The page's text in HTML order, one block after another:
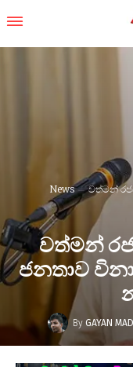
News වත්මන්
වත්මන්
ජනතාව
By GAYAN